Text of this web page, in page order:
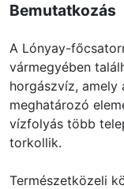
Bemutatkozás
A Lónyay-
vármegyében
horgászvíz, amely
meghatározó
vízfolyás több
torkollik.
Természetközeli